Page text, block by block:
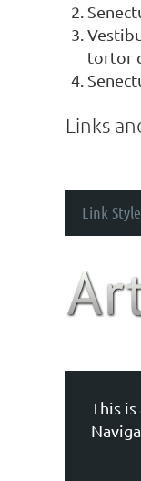
tortor
Links
Link
This